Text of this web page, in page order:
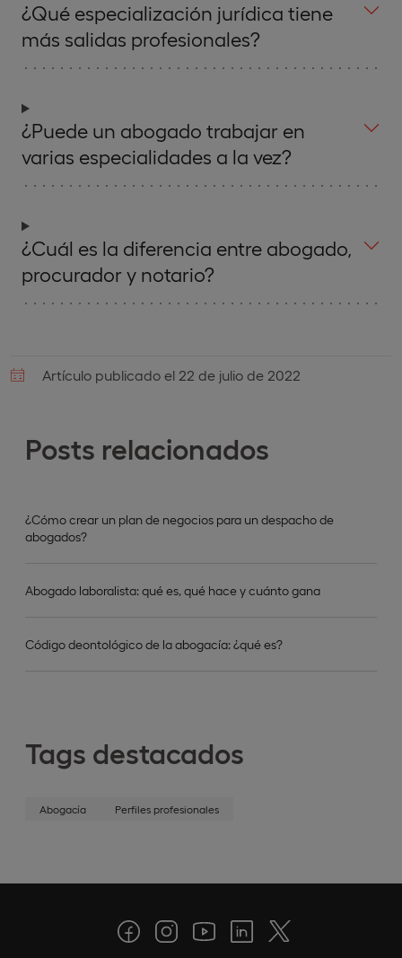
Posts relacionados
¿Cómo crear un plan de negocios para un despacho de
abogados?
Abogado laboralista: qué es, qué hace y cuánto gana
Código deontológico de la abogacía: ¿qué es?
Tags destacados
Abogacía Perfiles profesionales
¿Qué especialización jurídica tiene
más salidas profesionales?
¿Puede un abogado trabajar en
varias especialidades a la vez?
¿Cuál es la diferencia entre abogado,
procurador y notario?
Artículo publicado el 22 de julio de 2022